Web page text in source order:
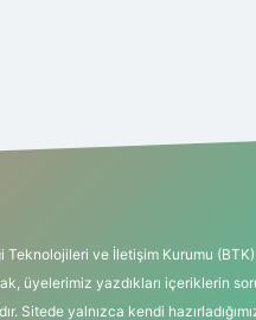
Teknolojileri ve İletişim Kurumu
üyelerimiz yazdıkları içeriklerin
Sitede yalnızca kendi